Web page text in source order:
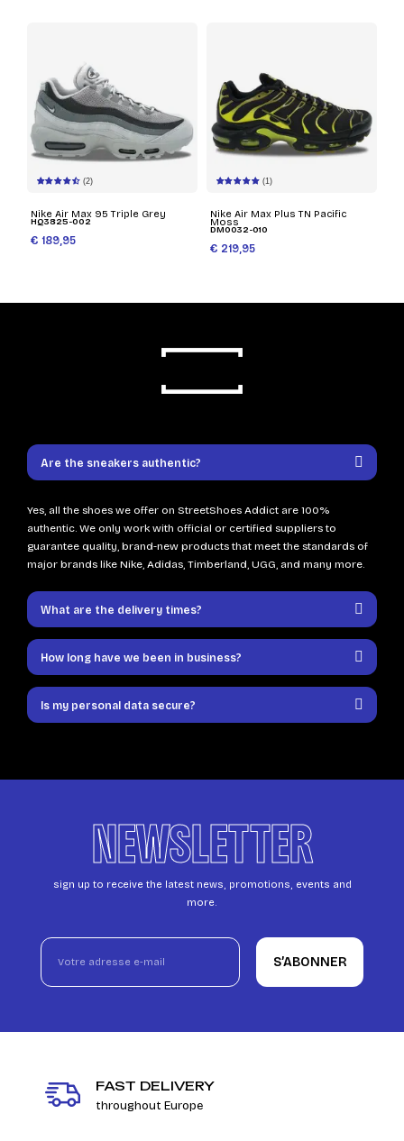
(2)
Nike Air Max 95 Triple Grey
HQ3825-002
€ 189,95
(1)
Nike Air Max Plus TN Pacific
Moss
DM0032-010
€ 219,95
Are the sneakers authentic?
Yes, all the shoes we offer on StreetShoes Addict are 100%
authentic. We only work with official or certified suppliers to
guarantee quality, brand-new products that meet the standards of
major brands like Nike, Adidas, Timberland, UGG, and many more.
What are the delivery times?
How long have we been in business?
Is my personal data secure?
NEWSLETTER
sign up to receive the latest news, promotions, events and
more.
S’ABONNER
FAST DELIVERY
throughout Europe